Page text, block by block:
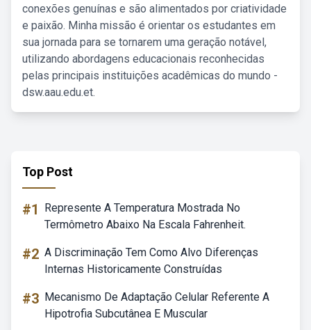
conexões genuínas e são alimentados por criatividade
e paixão. Minha missão é orientar os estudantes em
sua jornada para se tornarem uma geração notável,
utilizando abordagens educacionais reconhecidas
pelas principais instituições acadêmicas do mundo -
dsw.aau.edu.et.
Top Post
#1
Represente A Temperatura Mostrada No
Termômetro Abaixo Na Escala Fahrenheit.
#2 A Discriminação Tem Como Alvo Diferenças
Internas Historicamente Construídas
#3 Mecanismo De Adaptação Celular Referente A
Hipotrofia Subcutânea E Muscular